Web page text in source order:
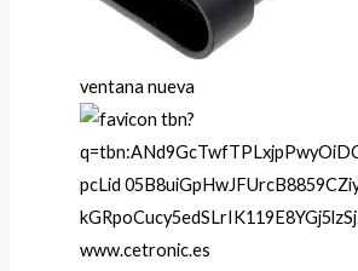
ventana nueva
www.cetronic.es